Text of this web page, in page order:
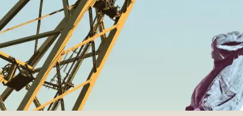
Panneau de gestion des cookies